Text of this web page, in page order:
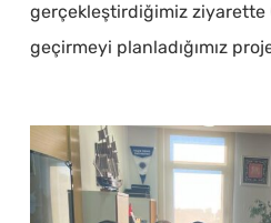
gerçekleştirdiğimiz ziyarette
geçirmeyi planladığımız